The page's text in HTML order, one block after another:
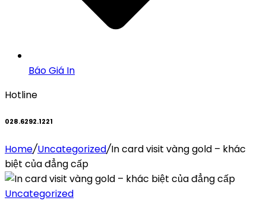
Báo Giá In
Hotline
028.6292.1221
Home/Uncategorized/In card visit vàng gold – khác
biệt của đẳng cấp
Uncategorized